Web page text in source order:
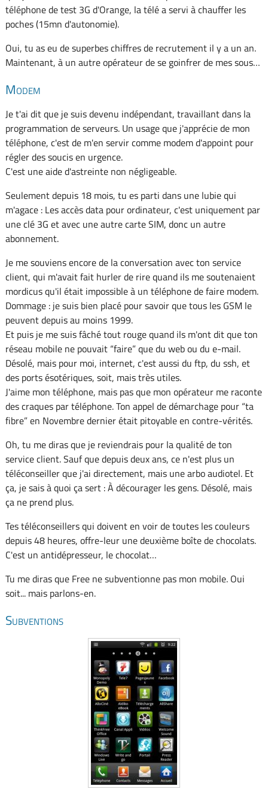
téléphone de test 3G d'Orange, la télé a servi à chauffer les
poches (15mn d'autonomie).
Oui, tu as eu de superbes chiffres de recrutement il y a un an.
Maintenant, à un autre opérateur de se goinfrer de mes sous…
Modem
Je t'ai dit que je suis devenu indépendant, travaillant dans la
programmation de serveurs. Un usage que j'apprécie de mon
téléphone, c'est de m'en servir comme modem d'appoint pour
régler des soucis en urgence.
C'est une aide d'astreinte non négligeable.
Seulement depuis 18 mois, tu es parti dans une lubie qui
m'agace : Les accès data pour ordinateur, c'est uniquement par
une clé 3G et avec une autre carte SIM, donc un autre
abonnement.
Je me souviens encore de la conversation avec ton service
client, qui m'avait fait hurler de rire quand ils me soutenaient
mordicus qu'il était impossible à un téléphone de faire modem.
Dommage : je suis bien placé pour savoir que tous les GSM le
peuvent depuis au moins 1999.
Et puis je me suis fâché tout rouge quand ils m'ont dit que ton
réseau mobile ne pouvait “faire” que du web ou du e-mail.
Désolé, mais pour moi, internet, c'est aussi du ftp, du ssh, et
des ports ésotériques, soit, mais très utiles.
J'aime mon téléphone, mais pas que mon opérateur me raconte
des craques par téléphone. Ton appel de démarchage pour “ta
fibre” en Novembre dernier était pitoyable en contre-vérités.
Oh, tu me diras que je reviendrais pour la qualité de ton
service client. Sauf que depuis deux ans, ce n'est plus un
téléconseiller que j'ai directement, mais une arbo audiotel. Et
ça, je sais à quoi ça sert : À décourager les gens. Désolé, mais
ça ne prend plus.
Tes téléconseillers qui doivent en voir de toutes les couleurs
depuis 48 heures, offre-leur une deuxième boîte de chocolats.
C'est un antidépresseur, le chocolat…
Tu me diras que Free ne subventionne pas mon mobile. Oui
soit... mais parlons-en.
Subventions